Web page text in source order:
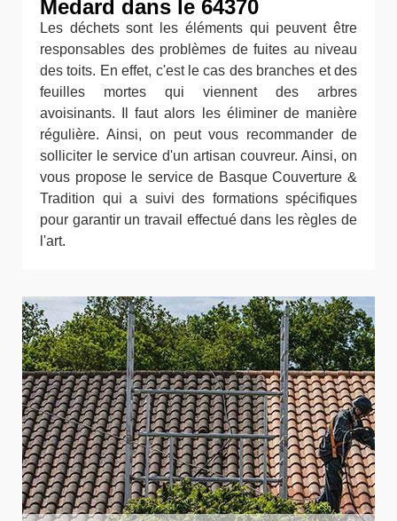
Medard dans le 64370
Les déchets sont les éléments qui peuvent être
responsables des problèmes de fuites au niveau
des toits. En effet, c'est le cas des branches et des
feuilles mortes qui viennent des arbres
avoisinants. Il faut alors les éliminer de manière
régulière. Ainsi, on peut vous recommander de
solliciter le service d'un artisan couvreur. Ainsi, on
vous propose le service de Basque Couverture &
Tradition qui a suivi des formations spécifiques
pour garantir un travail effectué dans les règles de
l'art.